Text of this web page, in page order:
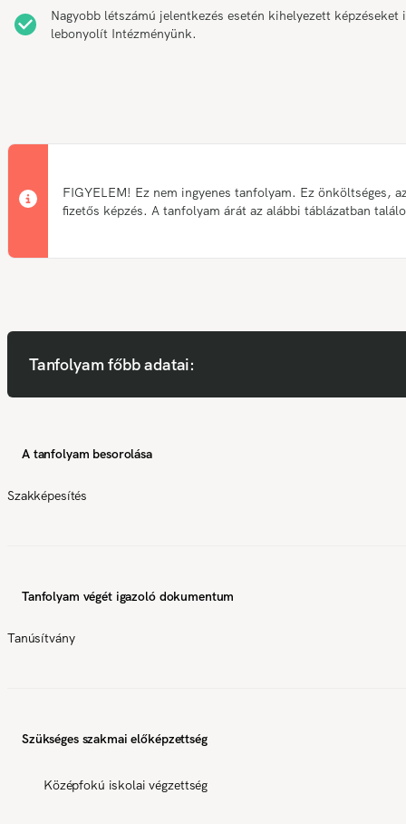
Nagyobb létszámú jelentkezés esetén kihelyezett képzéseket
lebonyolít Intézményünk.
FIGYELEM! Ez nem ingyenes tanfolyam. Ez önköltséges,
fizetős képzés. A tanfolyam árát az alábbi táblázatban
Tanfolyam főbb adatai:
A tanfolyam besorolása
Szakképesítés
Tanfolyam végét igazoló dokumentum
Tanúsítvány
Szükséges szakmai előképzettség
Középfokú iskolai végzettség